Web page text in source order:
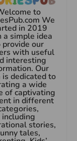
to
We
in 2019
a simple idea
provide our
with useful
interesting
Our
dedicated to
a wide
of captivating
in different
including
stories,
tales,